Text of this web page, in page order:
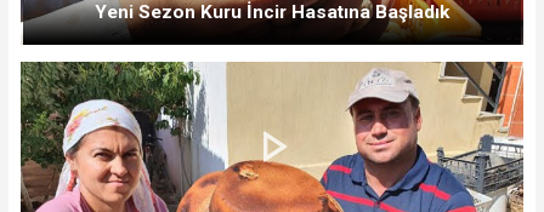
Yeni Sezon Kuru İncir Hasatına Başladık